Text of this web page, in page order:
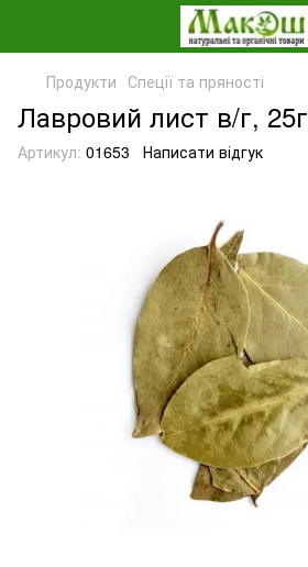
Продукти Спеції та пряності
Лавровий лист в/г, 25г
Артикул: 01653 Написати відгук